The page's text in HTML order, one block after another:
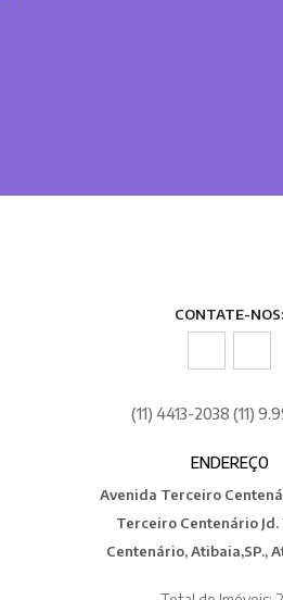
CONTATE-NOS:
(11) 4413-2038 (11)
ENDEREÇO
Avenida Terceiro
Terceiro Centenário
Centenário, Atibaia,SP.,